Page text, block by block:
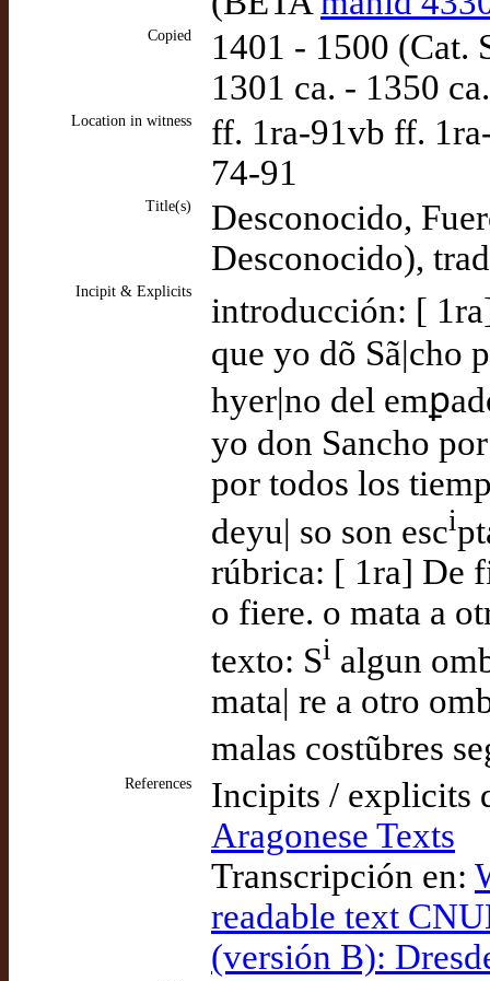
Copied
1401 - 1500 (Cat.
1301 ca. - 1350 ca.
Location in witness
ff. 1ra-91vb ff.
74-91
Title(s)
Desconocido,
Desconocido),
Incipit & Explicits
introducción: [
que yo dõ Sã|cho
hyer|no del
yo don Sancho
por todos los
deyu| so son esci
rúbrica: [ 1ra] De
o fiere. o mata a
texto: Si algun
mata| re a otro
malas costũbres
References
Incipits / explicits
Aragonese Texts
Transcripción en:
readable text
(versión B):